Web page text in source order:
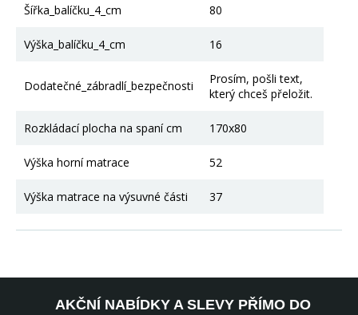
Šířka_balíčku_4_cm 80
Výška_balíčku_4_cm 16
Dodatečné_zábradlí_bezpečnosti
Prosím, pošli text,
který chceš přeložit.
Rozkládací plocha na spaní cm 170x80
Výška horní matrace 52
Výška matrace na výsuvné části 37
AKČNÍ NABÍDKY A SLEVY PŘÍMO DO